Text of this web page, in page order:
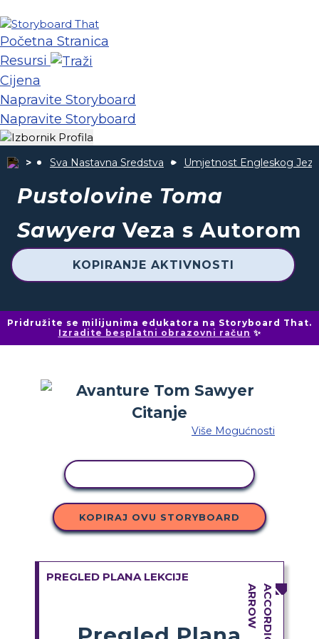
Početna Stranica
Resursi
Cijena
Napravite Storyboard
Napravite Storyboard
Sva Nastavna Sredstva Umjetnost Engleskog
Pustolovine Toma
Sawyera Veza s Autorom
KOPIRANJE AKTIVNOSTI
Pridružite se milijunima edukatora na Storyboard That.
Izradite besplatni obrazovni račun ✨
Više Mogućnosti
KOPIRAJ OVU STORYBOARD
PREGLED PLANA LEKCIJE